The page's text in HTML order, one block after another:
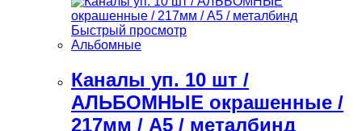
Быстрый просмотр
Альбомные
Каналы уп. 10 шт /
АЛЬБОМНЫЕ окрашенные /
217мм / А5 / металбинд